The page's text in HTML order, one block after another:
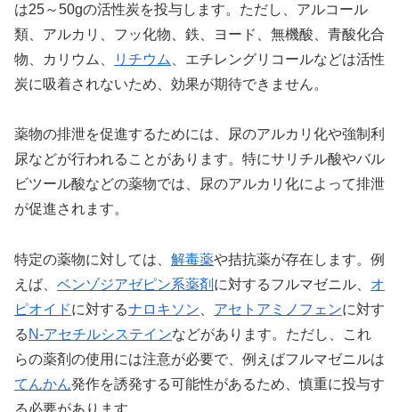
は25～50gの活性炭を投与します。ただし、アルコール
類、アルカリ、フッ化物、鉄、ヨード、無機酸、青酸化合
物、カリウム、
リチウム
、エチレングリコールなどは活性
炭に吸着されないため、効果が期待できません。
薬物の排泄を促進するためには、尿のアルカリ化や強制利
尿などが行われることがあります。特にサリチル酸やバル
ビツール酸などの薬物では、尿のアルカリ化によって排泄
が促進されます。
特定の薬物に対しては、 解毒薬や拮抗薬が存在します。例
えば、 ベンゾジアゼピン系薬剤 に対するフルマゼニル、 オ
ピオイドに対するナロキソン アセトアミノフェンに対す
る N-アセチルシステインなどがあります。ただし、これ
らの薬剤の使用には注意が必要で、例えばフルマゼニルは
てんかん発作を誘発する可能性があるため、慎重に投与す